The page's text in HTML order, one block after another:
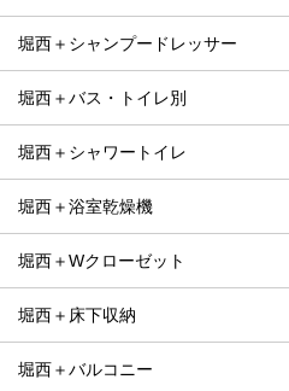
堀西＋シャンプードレッサー
堀西＋バス・トイレ別
堀西＋シャワートイレ
堀西＋浴室乾燥機
堀西＋Wクローゼット
堀西＋床下収納
堀西＋バルコニー